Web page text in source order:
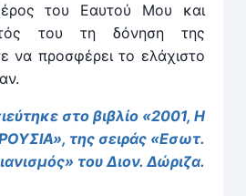
του Εαυτού Μου και
του τη δόνηση της
να προσφέρει το ελάχιστο
στο βιβλίο «2001, Η
της σειράς «Εσωτ.
του Διον. Δώριζα.